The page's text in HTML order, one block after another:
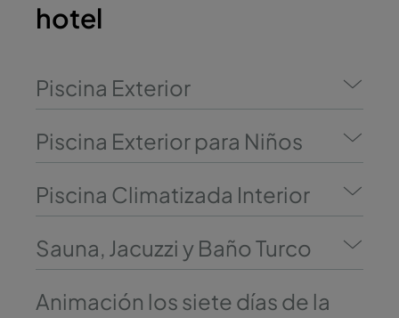
hotel
Piscina Exterior
Piscina Exterior para Niños
Piscina Climatizada Interior
Sauna, Jacuzzi y Baño Turco
Animación los siete días de la